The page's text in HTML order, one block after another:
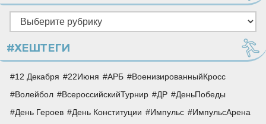
Рубрики
#ХЕШТЕГИ
12 Декабря 22Июня АРБ
ВоенизированныйКросс
Волейбол
ВсероссийскийТурнир ДР
ДеньПобеды
День Героев
День Конституции Импульс
ИмпульсАрена